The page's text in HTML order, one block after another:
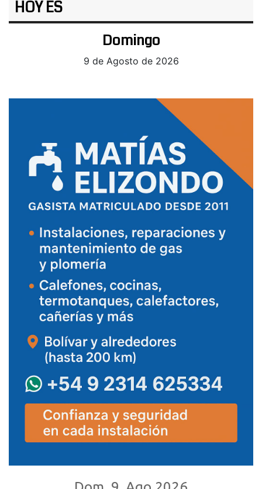
HOY ES
Domingo
9 de Agosto de 2026